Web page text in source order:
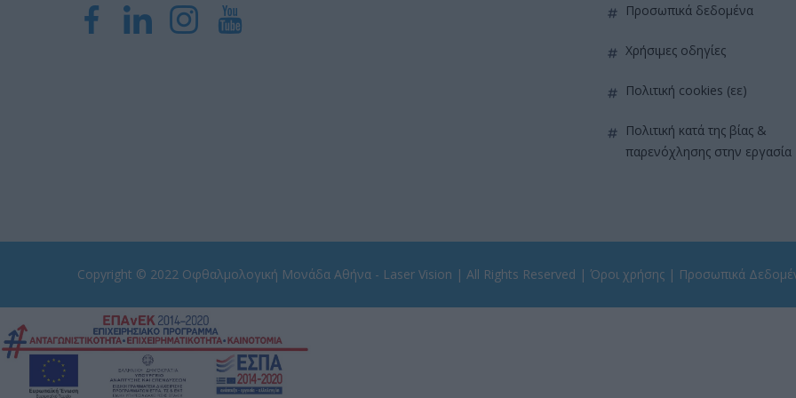
προσωπικά δεδομένα
χρήσιμες οδηγίες
πολιτική cookies (εε)
πολιτική κατά της βίας &
παρενόχλησης στην εργασία
Copyright © 2022 Οφθαλμολογική Μονάδα Αθήνα - Laser Vision | All Rights Reserved | Όροι χρήσης | Προσωπικά